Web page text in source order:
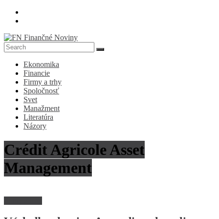
Skip
FN
Finančné
Noviny
Denník
ekonomike
spoločnosti
Ekonomika
Financie
Firmy a trhy
Spoločnosť
Svet
Manažment
Literatúra
Názory
Crédit Agricole Asset
Management